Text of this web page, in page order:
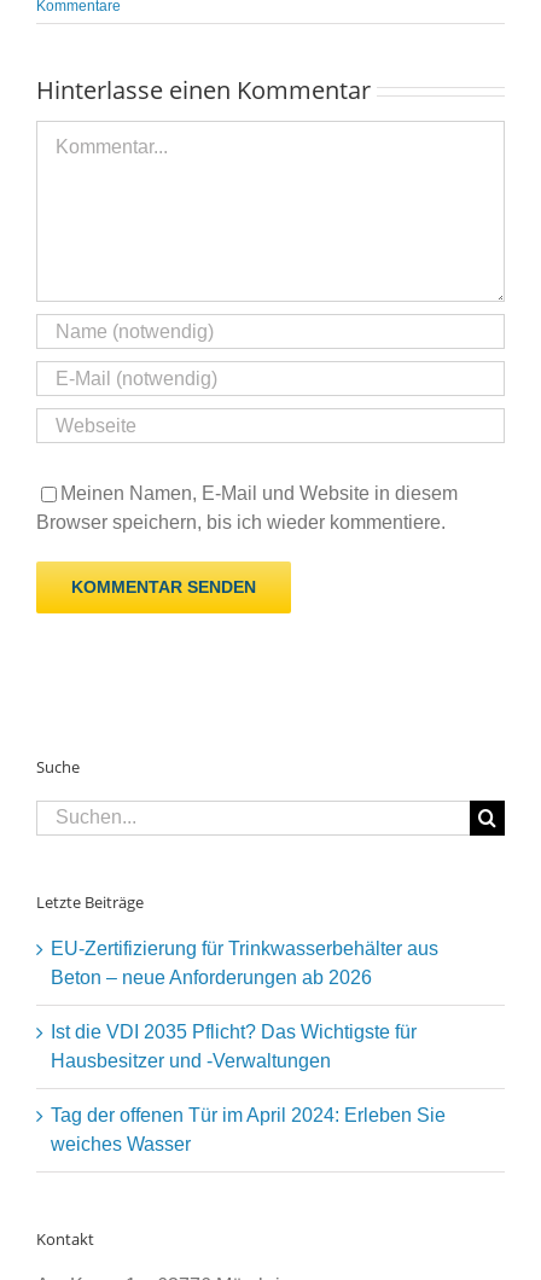
Kommentare
Hinterlasse einen Kommentar
Meinen Namen, E-Mail und Website in diesem
Browser speichern, bis ich wieder kommentiere.
Suche
Suche
nach:
Letzte Beiträge
EU-Zertifizierung für Trinkwasserbehälter aus
Beton – neue Anforderungen ab 2026
Ist die VDI 2035 Pflicht? Das Wichtigste für
Hausbesitzer und -Verwaltungen
Tag der offenen Tür im April 2024: Erleben Sie
weiches Wasser
Kontakt